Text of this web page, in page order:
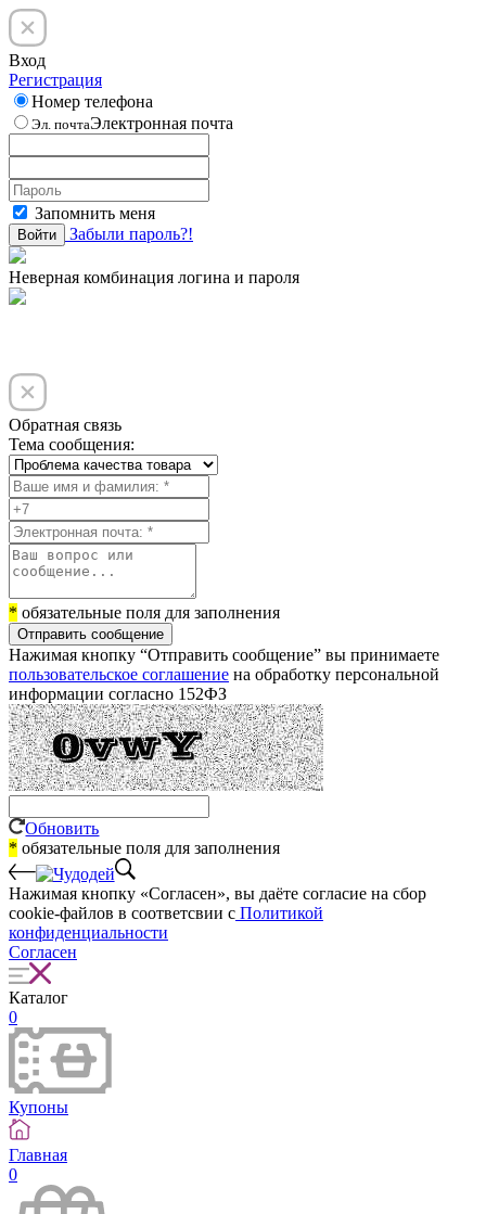
Вход
Регистрация
Номер телефона
Эл. почтаЭлектронная почта
Запомнить меня
Войти Забыли пароль?!
Неверная комбинация логина и пароля
Обратная связь
Тема сообщения:
* обязательные поля для заполнения
Отправить сообщение
Нажимая кнопку “Отправить сообщение” вы принимаете
пользовательское соглашение на обработку персональной
информации согласно 152ФЗ
Обновить
* обязательные поля для заполнения
Нажимая кнопку «Согласен», вы даёте cогласие на сбор
cookie-файлов в соответсвии с Политикой
конфиденциальности
Согласен
Каталог
0
Купоны
Главная
0